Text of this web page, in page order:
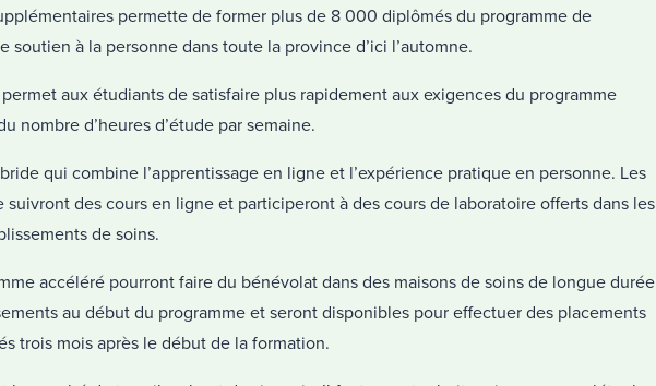
permette de former plus de 8 000 diplômés du programme de
soutien à la personne dans toute la province d’ici l’automne.
aux étudiants de satisfaire plus rapidement aux exigences du programme
nombre d’heures d’étude par semaine.
qui combine l’apprentissage en ligne et l’expérience pratique en personne. Les
suivront des cours en ligne et participeront à des cours de laboratoire offerts dans les
de soins.
accéléré pourront faire du bénévolat dans des maisons de soins de longue durée
au début du programme et seront disponibles pour effectuer des placements
trois mois après le début de la formation.